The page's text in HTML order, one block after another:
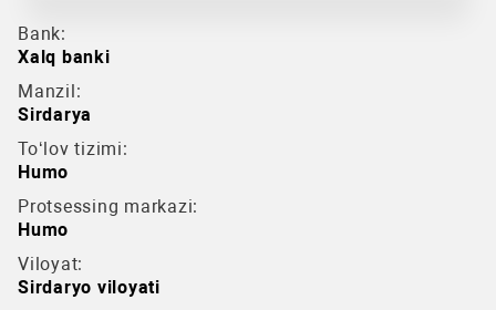
Bank:
Xalq banki
Manzil:
Sirdarya
To‘lov tizimi:
Humo
Protsessing markazi:
Humo
Viloyat:
Sirdaryo viloyati